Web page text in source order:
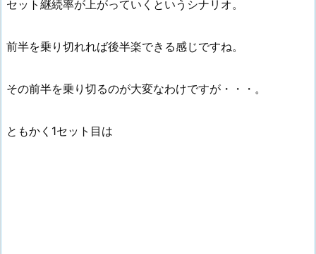
セット継続率が上がっていくというシナリオ。
前半を乗り切れれば後半楽できる感じですね。
その前半を乗り切るのが大変なわけですが・・・。
ともかく1セット目は